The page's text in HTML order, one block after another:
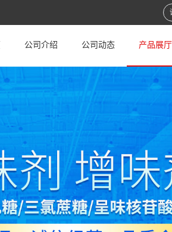
公司介绍 公司动态 产品展厅